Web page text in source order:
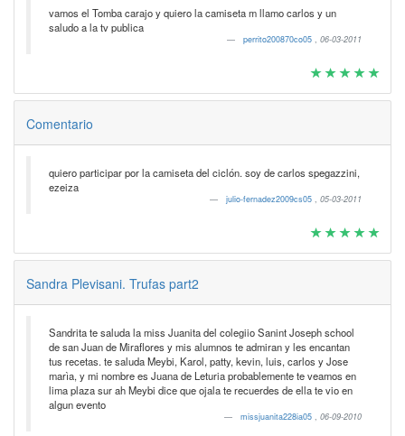
vamos el Tomba carajo y quiero la camiseta m llamo carlos y un
saludo a la tv publica
perrito200870co05 , 06-03-2011
Comentario
quiero participar por la camiseta del ciclón. soy de carlos spegazzini,
ezeiza
julio-fernadez2009cs05 , 05-03-2011
Sandra Plevisani. Trufas part2
Sandrita te saluda la miss Juanita del colegiio Sanint Joseph school
de san Juan de Miraflores y mis alumnos te admiran y les encantan
tus recetas. te saluda Meybi, Karol, patty, kevin, luis, carlos y Jose
marìa, y mi nombre es Juana de Leturia probablemente te veamos en
lima plaza sur ah Meybi dice que ojala te recuerdes de ella te vio en
algun evento
missjuanita228ia05 , 06-09-2010